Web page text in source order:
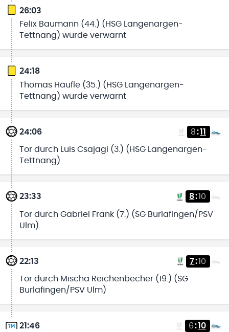
26:03
Felix Baumann (44.) (HSG Langenargen-
Tettnang) wurde verwarnt
24:18
Thomas Häufle (35.) (HSG Langenargen-
Tettnang) wurde verwarnt
24:06 8:11
Tor durch Luis Csajagi (3.) (HSG Langenargen-
Tettnang)
23:33 8:10
Tor durch Gabriel Frank (7.) (SG Burlafingen/PSV
Ulm)
22:13 7:10
Tor durch Mischa Reichenbecher (19.) (SG
Burlafingen/PSV Ulm)
21:46 6:10